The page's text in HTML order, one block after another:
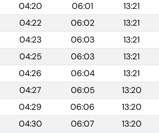
04:20 06:01 13:21
04:22 06:02 13:21
04:23 06:03 13:21
04:25 06:03 13:21
04:26 06:04 13:21
04:27 06:05 13:20
04:29 06:06 13:20
04:30 06:07 13:20